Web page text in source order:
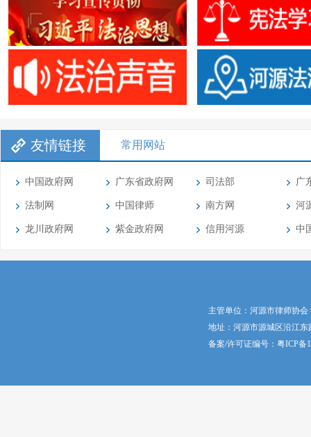
友情链接 常用网站
中国政府网 广东省政府网 司法部 广
法制网 中国律师 南方网 河
龙川政府网 紫金政府网 信用河源 中
主管单位：河源市律师协
地址：河源市源城区沿江东
备案/许可证编号： 粤ICP备